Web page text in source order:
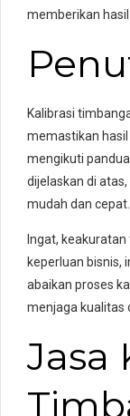
memberikan
Kalibrasi
memastikan hasil
mengikuti
dijelaskan di
mudah dan cepat.
Ingat,
keperluan bisnis,
abaikan proses
menjaga kualitas
Jasa